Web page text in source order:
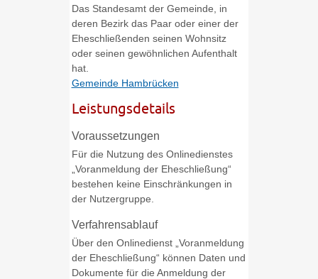
Das Standesamt der Gemeinde, in
deren Bezirk das Paar oder einer der
Eheschließenden seinen Wohnsitz
oder seinen gewöhnlichen Aufenthalt
hat.
Gemeinde Hambrücken
Leistungsdetails
Voraussetzungen
Für die Nutzung des Onlinedienstes
„Voranmeldung der Eheschließung“
bestehen keine Einschränkungen in
der Nutzergruppe.
Verfahrensablauf
Über den Onlinedienst „Voranmeldung
der Eheschließung“ können Daten und
Dokumente für die Anmeldung der